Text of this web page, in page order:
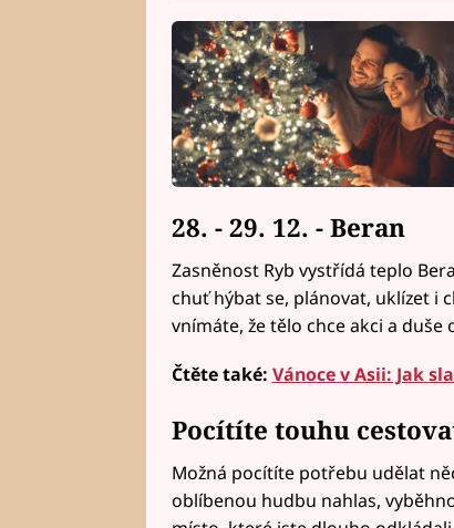
28. - 29. 12. - Beran
Zasněnost Ryb vystřídá teplo
chuť hýbat se, plánovat, uklízet i
vnímáte, že tělo chce akci a duše
Čtěte také: Vánoce v Asii: Jak
Pocítíte touhu
Možná pocítíte potřebu udělat
oblíbenou hudbu nahlas,